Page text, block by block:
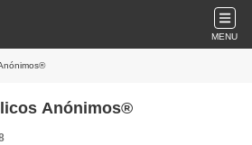
MENU
Anónimos®